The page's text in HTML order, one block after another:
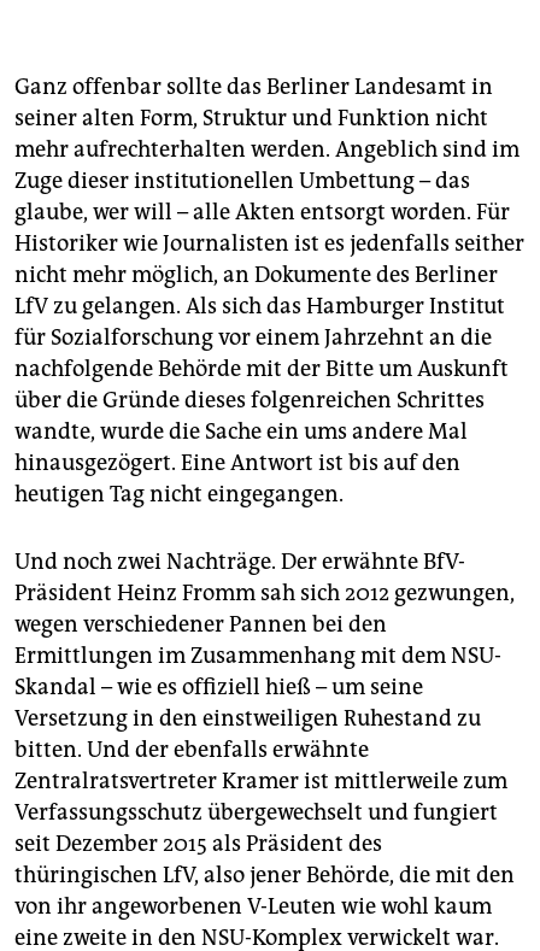
Ganz offenbar sollte das Berliner Landesamt in
seiner alten Form, Struktur und Funktion nicht
mehr aufrechterhalten werden. Angeblich sind im
Zuge dieser institutionellen Umbettung – das
glaube, wer will – alle Akten entsorgt worden. Für
Historiker wie Journalisten ist es jedenfalls seither
nicht mehr möglich, an Dokumente des Berliner
LfV zu gelangen. Als sich das Hamburger Institut
für Sozialforschung vor einem Jahrzehnt an die
nachfolgende Behörde mit der Bitte um Auskunft
über die Gründe dieses folgenreichen Schrittes
wandte, wurde die Sache ein ums andere Mal
hinausgezögert. Eine Antwort ist bis auf den
heutigen Tag nicht eingegangen.
Und noch zwei Nachträge. Der erwähnte BfV-
Präsident Heinz Fromm sah sich 2012 gezwungen,
wegen verschiedener Pannen bei den
Ermittlungen im Zusammenhang mit dem NSU-
Skandal – wie es offiziell hieß – um seine
Versetzung in den einstweiligen Ruhestand zu
bitten. Und der ebenfalls erwähnte
Zentralratsvertreter ­Kramer ist mittlerweile zum
Verfassungsschutz übergewechselt und fungiert
seit Dezember 2015 als ­Präsident des
thüringischen LfV, also jener Behörde, die mit den
von ihr angeworbenen V-Leuten wie wohl kaum
eine zweite in den NSU-Komplex verwickelt war.